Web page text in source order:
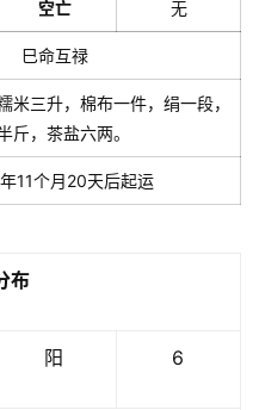
空亡 无
巳命互禄
米三升，棉布一件，绢一段，
斤，茶盐六两。
11个月20天后起运
布
阳 6